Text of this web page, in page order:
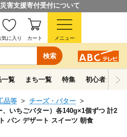
害支援寄付受付について
検索
気に入り カート メニュー
一覧 まち一覧 特集 初心者ガイド
品等
チーズ・バター
いちごバター）各140g×1個ずつ 計2
パン デザート スイーツ 朝食